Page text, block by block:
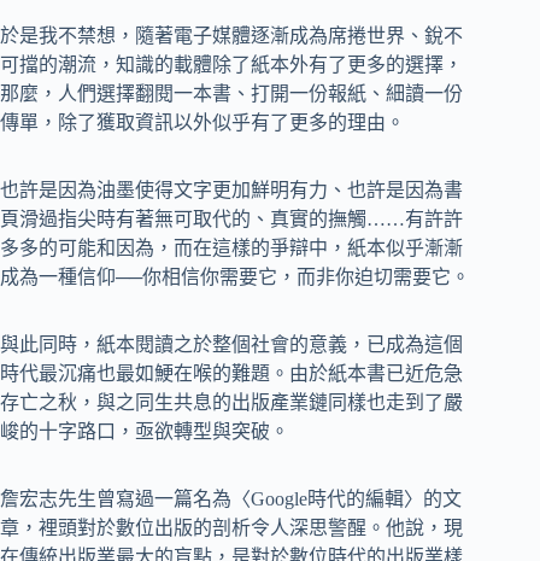
於是我不禁想，隨著電子媒體逐漸成為席捲世界、銳不
可擋的潮流，知識的載體除了紙本外有了更多的選擇，
那麼，人們選擇翻閱一本書、打開一份報紙、細讀一份
傳單，除了獲取資訊以外似乎有了更多的理由。
也許是因為油墨使得文字更加鮮明有力、也許是因為書
頁滑過指尖時有著無可取代的、真實的撫觸……有許許
多多的可能和因為，而在這樣的爭辯中，紙本似乎漸漸
成為一種信仰──你相信你需要它，而非你迫切需要它。
與此同時，紙本閱讀之於整個社會的意義，已成為這個
時代最沉痛也最如鯁在喉的難題。由於紙本書已近危急
存亡之秋，與之同生共息的出版產業鏈同樣也走到了嚴
峻的十字路口，亟欲轉型與突破。
詹宏志先生曾寫過一篇名為〈Google時代的編輯〉的文
章，裡頭對於數位出版的剖析令人深思警醒。他說，現
在傳統出版業最大的盲點，是對於數位時代的出版業樣